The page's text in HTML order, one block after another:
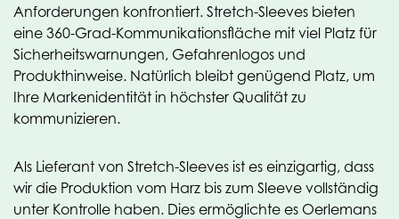
Anforderungen konfrontiert. Stretch-Sleeves bieten
eine 360-Grad-Kommunikationsfläche mit viel Platz für
Sicherheitswarnungen, Gefahrenlogos und
Produkthinweise. Natürlich bleibt genügend Platz, um
Ihre Markenidentität in höchster Qualität zu
kommunizieren.
Als Lieferant von Stretch-Sleeves ist es einzigartig, dass
wir die Produktion vom Harz bis zum Sleeve vollständig
unter Kontrolle haben. Dies ermöglichte es Oerlemans